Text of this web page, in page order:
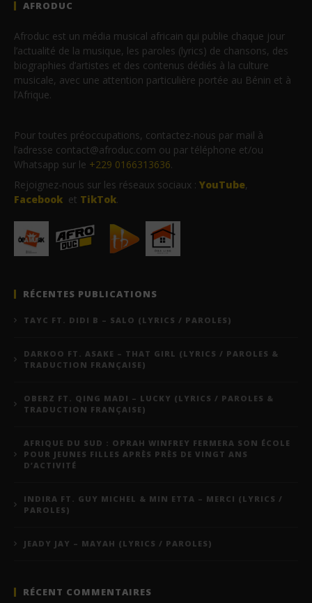
AFRODUC
Afroduc est un média musical africain qui publie chaque jour
l’actualité de la musique, les paroles (lyrics) de chansons, des
biographies d’artistes et des contenus dédiés à la culture
musicale, avec une attention particulière portée au Bénin et à
l’Afrique.
Pour toutes préoccupations, contactez-nous par mail à
l’adresse contact@afroduc.com ou par téléphone et/ou
Whatsapp sur le +229 0166313636.
Rejoignez-nous sur les réseaux sociaux : YouTube,
Facebook et TikTok.
RÉCENTES PUBLICATIONS
TAYC FT. DIDI B – SALO (LYRICS / PAROLES)
DARKOO FT. ASAKE – THAT GIRL (LYRICS / PAROLES &
TRADUCTION FRANÇAISE)
OBERZ FT. QING MADI – LUCKY (LYRICS / PAROLES &
TRADUCTION FRANÇAISE)
AFRIQUE DU SUD : OPRAH WINFREY FERMERA SON ÉCOLE
POUR JEUNES FILLES APRÈS PRÈS DE VINGT ANS
D’ACTIVITÉ
INDIRA FT. GUY MICHEL & MIN ETTA – MERCI (LYRICS /
PAROLES)
JEADY JAY – MAYAH (LYRICS / PAROLES)
RÉCENT COMMENTAIRES